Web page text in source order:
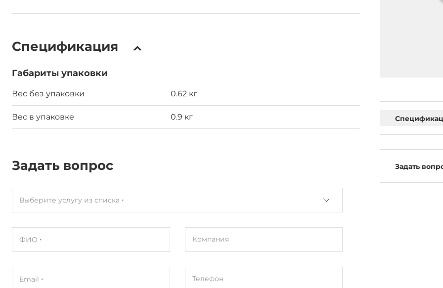
Спецификация
Габариты упаковки
Вес без упаковки 0.62 кг
Вес в упаковке 0.9 кг
Задать вопрос
Выберите услугу из списка
ФИО Компания
Email Телефон
Задать